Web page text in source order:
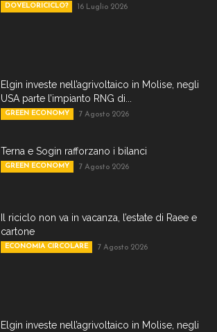
DOVELORICICLO? 16 Luglio 2026
Elgin investe nell’agrivoltaico in Molise, negli
USA parte l’impianto RNG di...
GREEN ECONOMY 7 Agosto 2026
Terna e Sogin rafforzano i bilanci
GREEN ECONOMY 7 Agosto 2026
Il riciclo non va in vacanza, l’estate di Raee e
cartone
ECONOMIA CIRCOLARE 7 Agosto 2026
Elgin investe nell’agrivoltaico in Molise, negli